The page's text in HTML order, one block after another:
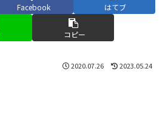
Facebook はてブ
コピー
2020.07.26 2023.05.24